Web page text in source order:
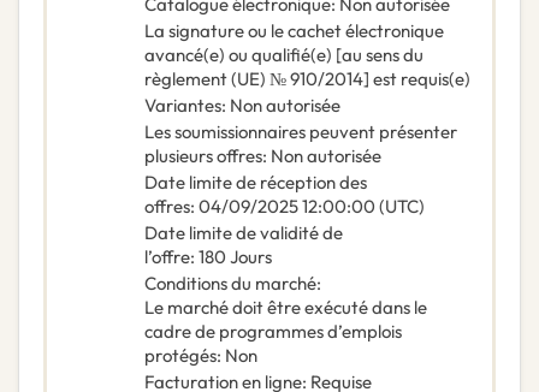
La signature ou le cachet électronique
avancé(e) ou qualifié(e) [au sens du
règlement (UE) № 910/2014] est requis(e)
Variantes: Non autorisée
Les soumissionnaires peuvent présenter
plusieurs offres: Non autorisée
Date limite de réception des
offres: 04/09/202512:00:00 (UTC)
Date limite de validité de
l’offre: 180 Jours
Conditions du marché:
Le marché doit être exécuté dans le
cadre de programmes d’emplois
protégés: Non
Facturation en ligne: Requise